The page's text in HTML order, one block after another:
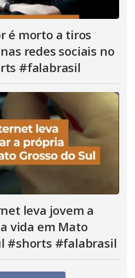
é morto a tiros
redes sociais no
#falabrasil
leva jovem a
vida em Mato
#shorts #falabrasil